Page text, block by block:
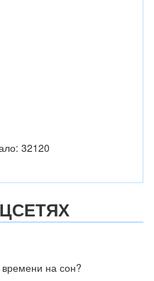
32120